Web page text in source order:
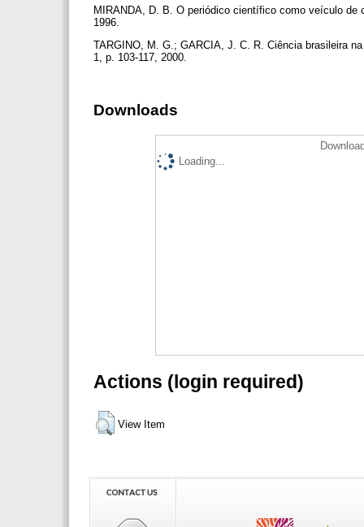
MIRANDA, D. B. O periódico científico como veículo
1996.
TARGINO, M. G.; GARCIA, J. C. R. Ciência brasileira
1, p. 103-117, 2000.
Downloads
Loading...
Actions (login required)
View Item